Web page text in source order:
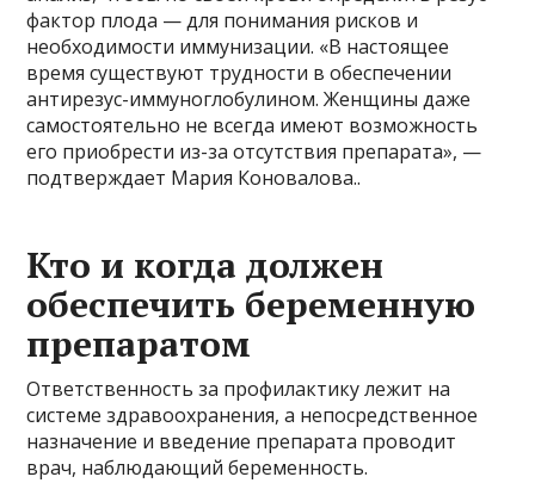
фактор плода — для понимания рисков и
необходимости иммунизации. «В настоящее
время существуют трудности в обеспечении
антирезус-иммуноглобулином. Женщины даже
самостоятельно не всегда имеют возможность
его приобрести из-за отсутствия препарата», —
подтверждает Мария Коновалова..
Кто и когда должен
обеспечить беременную
препаратом
Ответственность за профилактику лежит на
системе здравоохранения, а непосредственное
назначение и введение препарата проводит
врач, наблюдающий беременность.